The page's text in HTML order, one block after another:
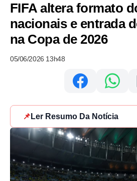
FIFA altera formato
nacionais e entrada
na Copa de 2026
05/06/2026 13h48
📌 Ler Resumo Da Notícia